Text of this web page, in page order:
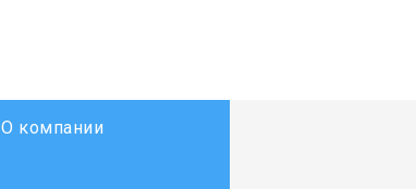
О компании